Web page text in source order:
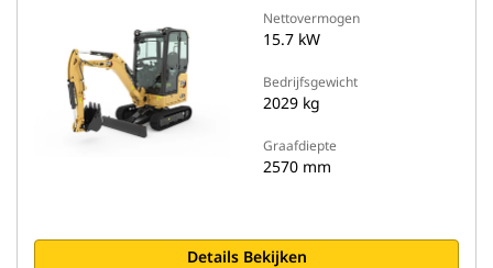
Nettovermogen
15.7 kW
Bedrijfsgewicht
2029 kg
Graafdiepte
2570 mm
Details Bekijken